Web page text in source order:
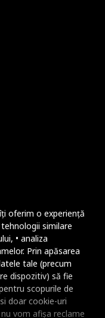
oferim o experiență
similare
• analiza
Prin apăsarea
tale (precum
dispozitiv) să fie
scopurile de
doar cookie-uri
vom afișa reclame
Micsoreaza
Mareste spatierea
Micsoreaza
Mareste inaltimea